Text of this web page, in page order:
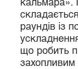
раундів із
що робить
захопливим